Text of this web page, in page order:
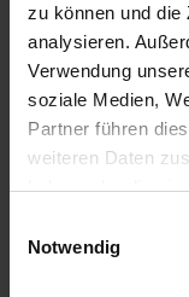
zu können und die
analysieren.
Verwendung
soziale Medien,
Partner führen
weiteren Daten
haben oder die
Notwendig
© ESB